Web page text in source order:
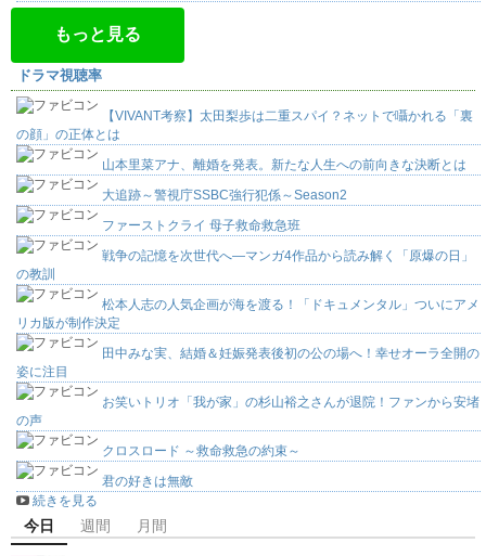
もっと見る
ドラマ視聴率
【VIVANT考察】太田梨歩は二重スパイ？ネットで囁かれる「裏
の顔」の正体とは
山本里菜アナ、離婚を発表。新たな人生への前向きな決断とは
大追跡～警視庁SSBC強行犯係～Season2
ファーストクライ 母子救命救急班
戦争の記憶を次世代へ―マンガ4作品から読み解く「原爆の日」
の教訓
松本人志の人気企画が海を渡る！「ドキュメンタル」ついにアメ
リカ版が制作決定
田中みな実、結婚＆妊娠発表後初の公の場へ！幸せオーラ全開の
姿に注目
お笑いトリオ「我が家」の杉山裕之さんが退院！ファンから安堵
の声
クロスロード ～救命救急の約束～
君の好きは無敵
続きを見る
今日 週間 月間